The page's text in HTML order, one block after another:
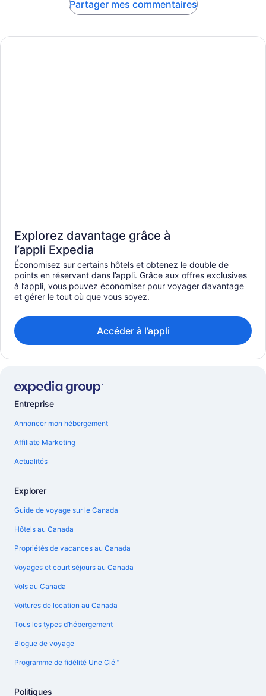
Partager mes commentaires
Explorez davantage grâce à
l’appli Expedia
Économisez sur certains hôtels et obtenez le double de
points en réservant dans l’appli. Grâce aux offres exclusives
à l’appli, vous pouvez économiser pour voyager davantage
et gérer le tout où que vous soyez.
Accéder à l’appli
Entreprise
Annoncer mon hébergement
Affiliate Marketing
Actualités
Explorer
Guide de voyage sur le Canada
Hôtels au Canada
Propriétés de vacances au Canada
Voyages et court séjours au Canada
Vols au Canada
Voitures de location au Canada
Tous les types d’hébergement
Blogue de voyage
Programme de fidélité Une Clé™
Politiques